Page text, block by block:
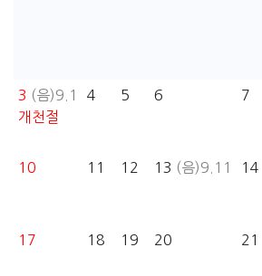
3 (음)9.1
개천절
4 5 6 7
10 11 12 13 (음)9.11 14
17 18 19 20 21